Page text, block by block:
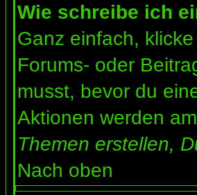
Wie schreibe ich
Ganz einfach,
Forums- oder
musst, bevor du
Aktionen werden
Themen erstellen,
Nach oben